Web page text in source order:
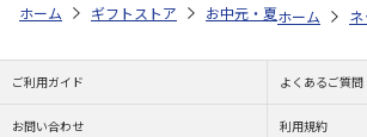
ホーム ギフトストア お中元・夏ギフト特集
ホーム
ご利用ガイド よくあるご質問
お問い合わせ 利用規約